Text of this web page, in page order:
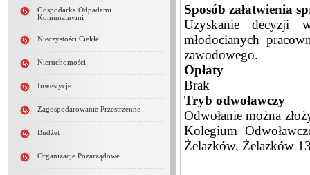
Gospodarka Odpadami
Komunalnymi
Nieczystości Ciekłe
Nieruchomości
Inwestycje
Zagospodarowanie Przestrzenne
Budżet
Organizacje Pozarządowe
Sposób załatwienia
Uzyskanie decyzji
młodocianych
zawodowego.
Opłaty
Brak
Tryb odwoławczy
Odwołanie można
Kolegium
Żelazków, Żelazków